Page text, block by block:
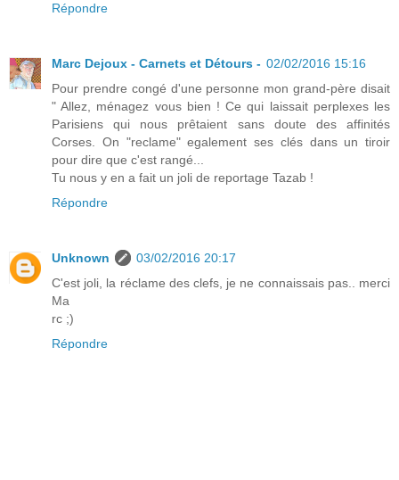
Répondre
Marc Dejoux - Carnets et Détours - 02/02/2016 15:16
Pour prendre congé d'une personne mon grand-père disait
" Allez, ménagez vous bien ! Ce qui laissait perplexes les
Parisiens qui nous prêtaient sans doute des affinités
Corses. On "reclame" egalement ses clés dans un tiroir
pour dire que c'est rangé...
Tu nous y en a fait un joli de reportage Tazab !
Répondre
Unknown
03/02/2016 20:17
C'est joli, la réclame des clefs, je ne connaissais pas.. merci
Ma
rc ;)
Répondre